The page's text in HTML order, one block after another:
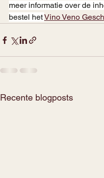
meer informatie over de
bestel het Vino Veno
Recente blogposts